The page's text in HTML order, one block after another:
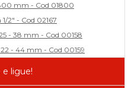
mm - Cod 01800
2" - Cod 02167
- 38 mm - Cod 00158
- 44 mm - Cod 00159
22 - Cod 02585
ligue!